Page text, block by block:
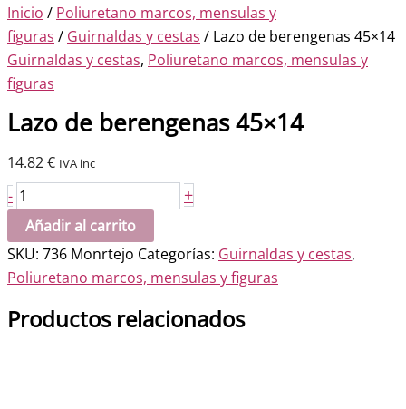
Inicio / Poliuretano marcos, mensulas y
figuras / Guirnaldas y cestas / Lazo de berengenas 45×14
Guirnaldas y cestas, Poliuretano marcos, mensulas y
figuras
Lazo de berengenas 45×14
14.82€ IVA inc
- Lazo
de
berengenas
45x14
cantidad
+
Añadir al carrito
SKU: 736 Monrtejo Categorías: Guirnaldas y cestas,
Poliuretano marcos, mensulas y figuras
Productos relacionados